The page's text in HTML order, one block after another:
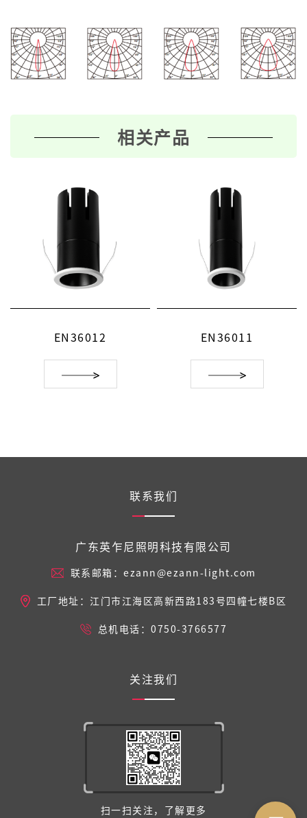
相关产品
EN36011 EN36010
联系我们
广东英乍尼照明科技有限公司
联系邮箱：ezann@ezann-light.com
工厂地址：江门市江海区高新西路183号四幢七楼B区
总机电话：0750-3766577
关注我们
扫一扫关注，了解更多